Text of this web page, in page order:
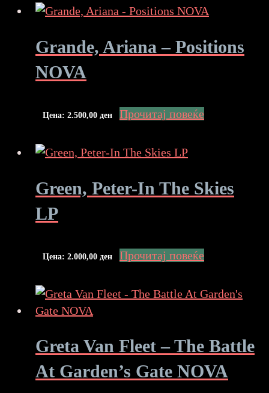
Grande, Ariana – Positions
NOVA
Цена: 2.500,00 ден Прочитај повеќе
Green, Peter-In The Skies
LP
Цена: 2.000,00 ден Прочитај повеќе
Greta Van Fleet – The Battle
At Garden’s Gate NOVA